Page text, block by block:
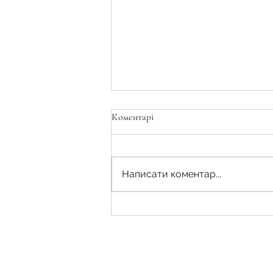
Коментарі
Написати коментар...